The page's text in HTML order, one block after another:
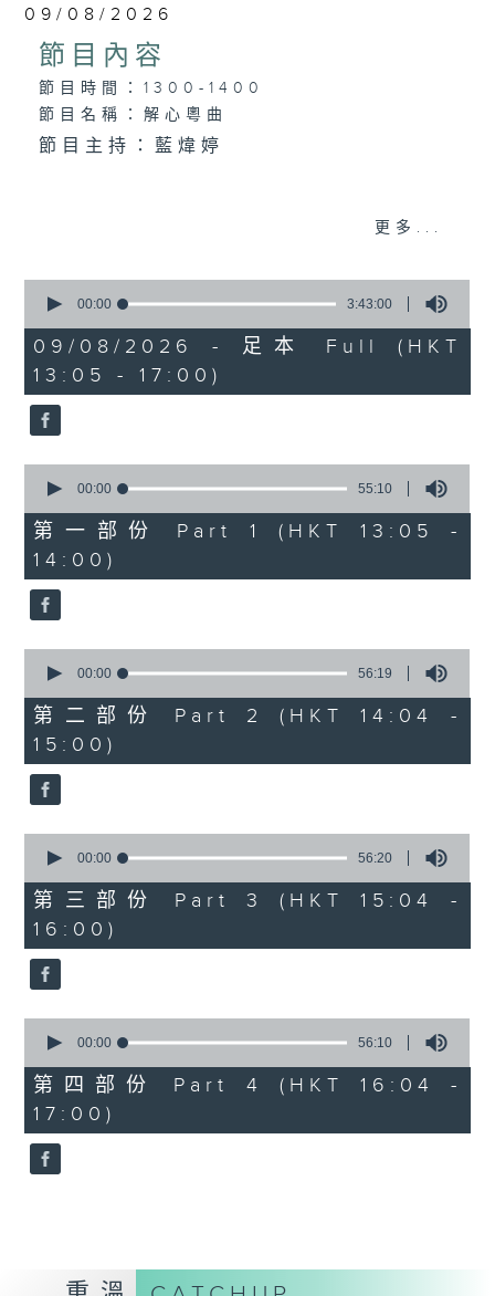
星期二及星期六的「金裝粵劇」則播放長篇粵劇，精
挑細選各種版本播出，如紅伶的演出版、港台的珍藏
及原裝正版等；同時亦製作多元化特輯，訪問梨園、
曲藝及音樂界專業人士，邀請他們參與製作特備節目
及報導本港、國內及海外戲曲界的活動等等，式式俱
觸及學習的機會，使各戲迷能親自體會紅伶做功的難
09/08/2026
節目內容
節目時間：1300-1400
節目名稱：解心粵曲
節目主持：藍煒婷
2. 「唔嫁」
由 黃千歲、芳艷芬 主唱
3. 「 賣油郎」
節目時間：1400-1700
節目名稱：粵曲會知音
節目主持：藍煒婷
1.「南唐春夢」
由 鄧碧雲、李寶瑩 主唱
2. 「桃花緣」
由 梁兆明、蔣文端 主唱
3.「十奏嚴嵩之寫表 」
由 麥炳榮、鳳凰女 主唱
4.「一代天嬌 」
5.「西施之五湖泛舟」
由 林錦堂、南鳳 主唱
由 龍貫天、何杜瑞卿 主唱
更多...
seconds
3
hours,
43
minutes,
0
seconds
00:00 3:43:00
09/08/2026 - 足本 Full (HKT
13:05 - 17:00)
seconds
55
minutes,
10
seconds
00:00 55:10
第一部份 Part 1 (HKT 13:05 -
14:00)
seconds
56
minutes,
19
seconds
00:00 56:19
第二部份 Part 2 (HKT 14:04 -
15:00)
seconds
56
minutes,
20
seconds
00:00 56:20
第三部份 Part 3 (HKT 15:04 -
16:00)
seconds
56
minutes,
10
seconds
00:00 56:10
第四部份 Part 4 (HKT 16:04 -
17:00)